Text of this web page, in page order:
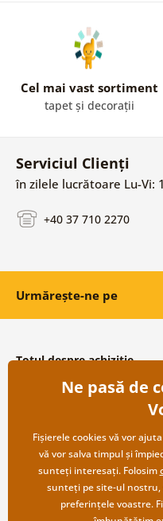
Cel mai vast sortiment
tapet și decorații
Serviciul Clienți
în zilele lucrătoare Lu-Vi:
+40 37 710 2270
Urmărește-ne pe
Totul despre achiziție
Condiții și termeni generali
Protecția datelor personale
Transport și modalități de plată
Returnare
Ne pasă de
Fișierele cookies vă vor
vă vor salva timpul și
sunteți interesați. Folosim
sunteți pe site-ul nostru,
preferințele voastre.